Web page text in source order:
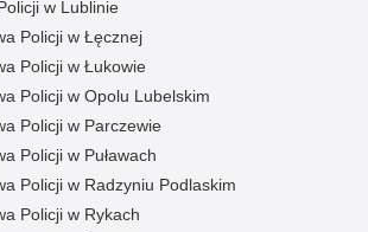
w Lublinie
Policji w Łęcznej
Policji w Łukowie
Policji w Opolu Lubelskim
Policji w Parczewie
Policji w Puławach
Policji w Radzyniu Podlaskim
Policji w Rykach